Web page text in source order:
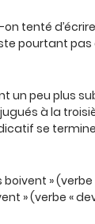
tenté d’écrire
pourtant
un peu plus
à la
se
» (verbe
» (verbe «